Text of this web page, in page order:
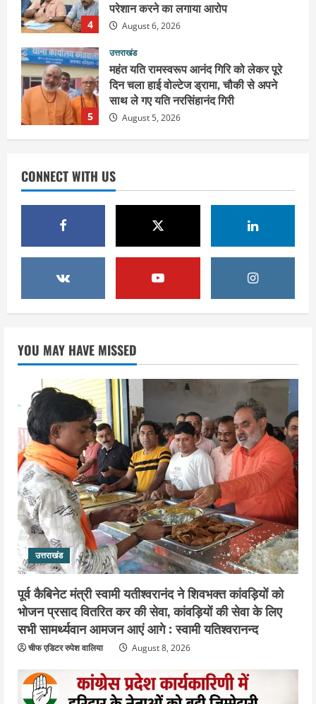
5
साथ ले गए यति नरसिंहानंद गिरी
August 5, 2026
1
उत्तराखंड
पूर्व कैबिनेट मंत्री स्वामी यतीश्वरानंद ने
शिवभक्त कांवड़ियों को भोजन प्रसाद वितरित
कर की सेवा, कांवड़ियों की सेवा के लिए सभी
सामर्थ्यवान आमजन आएं आगे : स्वामी
2
कार्यकारिणी में बड़ी जिम्मेदारी, संगठन को मिले
नए चेहरे
3
2036 ओलंपिक का सपना लेकर निकलेगी
कांवड़ यात्रा, संतों ने दिया विजयी भव का
August 6, 2026
4
एसआईआर के तहत जारी किए जा रहे नोटिसों
पर कांग्रेस ने जतायी आपत्ति, मतदाताओं को
परेशान करने का लगाया आरोप
August 6, 2026
5
उत्तराखंड
महंत यति रामस्वरूप आनंद गिरि को लेकर पूरे
दिन चला हाई वोल्टेज ड्रामा, चौकी से अपने
साथ ले गए यति नरसिंहानंद गिरी
August 5, 2026
CONNECT WITH US
YOU MAY HAVE MISSED
उत्तराखंड
पूर्व कैबिनेट मंत्री स्वामी यतीश्वरानंद ने शिवभक्त कांवड़ियों को
भोजन प्रसाद वितरित कर की सेवा, कांवड़ियों की सेवा के लिए
सभी सामर्थ्यवान आमजन आएं आगे : स्वामी यतिश्वरानन्द
चीफ एडिटर रुपेश वालिया August 8, 2026